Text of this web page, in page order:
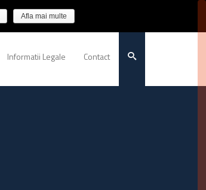
Informatii Legale Contact
Afla mai multe